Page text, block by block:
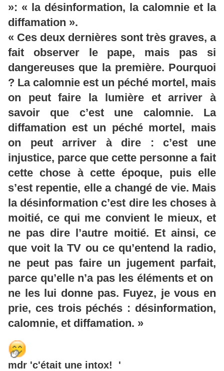
»: « la désinformation, la calomnie et la
diffamation ».
« Ces deux dernières sont très graves, a
fait observer le pape, mais pas si
dangereuses que la première. Pourquoi
? La calomnie est un péché mortel, mais
on peut faire la lumière et arriver à
savoir que c’est une calomnie. La
diffamation est un péché mortel, mais
on peut arriver à dire : c’est une
injustice, parce que cette personne a fait
cette chose à cette époque, puis elle
s’est repentie, elle a changé de vie. Mais
la désinformation c’est dire les choses à
moitié, ce qui me convient le mieux, et
ne pas dire l’autre moitié. Et ainsi, ce
que voit la TV ou ce qu’entend la radio,
ne peut pas faire un jugement parfait,
parce qu’elle n’a pas les éléments et on
ne les lui donne pas. Fuyez, je vous en
prie, ces trois péchés : désinformation,
calomnie, et diffamation. »
mdr 'c'était une intox! '